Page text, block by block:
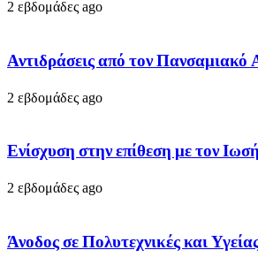
2 εβδομάδες ago
Αντιδράσεις από τον Πανσαμιακό
2 εβδομάδες ago
Ενίσχυση στην επίθεση με τον
2 εβδομάδες ago
Άνοδος σε Πολυτεχνικές και